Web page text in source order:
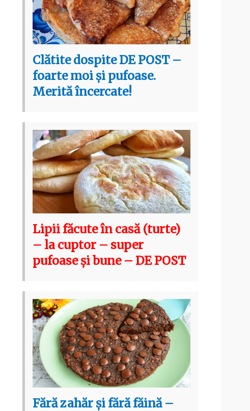
Clătite dospite DE POST –
foarte moi și pufoase.
Merită încercate!
Lipii făcute în casă (turte)
– la cuptor – super
pufoase și bune – DE POST
Fără zahăr și fără făină –